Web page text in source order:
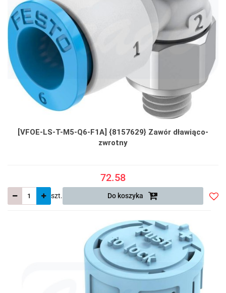
[VFOE-LS-T-M5-Q6-F1A] {8157629} Zawór dławiąco-
zwrotny
72.58
szt. Do koszyka